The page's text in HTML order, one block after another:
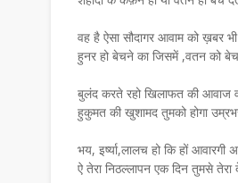
वह है ऐसा सौदागर आवाम को ख़बर
हुनर हो बेचने का जिसमें ,वतन को
बुलंद करते रहो खिलाफत की आवाज
हुकुमत की खुशामद तुमको होगा
भय, इर्ष्या,लालच हो कि हों आवारगी
ऐ तेरा निठल्लापन एक दिन तुमसे